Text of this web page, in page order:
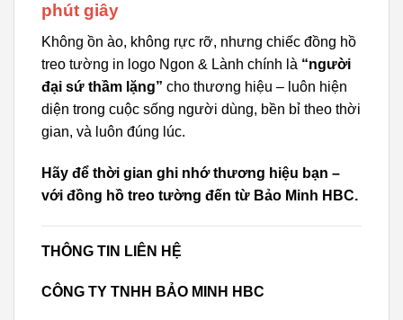
phút giây
Không ồn ào, không rực rỡ, nhưng chiếc đồng hồ
treo tường in logo Ngon & Lành chính là “người
đại sứ thầm lặng” cho thương hiệu – luôn hiện
diện trong cuộc sống người dùng, bền bỉ theo thời
gian, và luôn đúng lúc.
Hãy để thời gian ghi nhớ thương hiệu bạn –
với đồng hồ treo tường đến từ Bảo Minh HBC.
THÔNG TIN LIÊN HỆ
CÔNG TY TNHH BẢO MINH HBC